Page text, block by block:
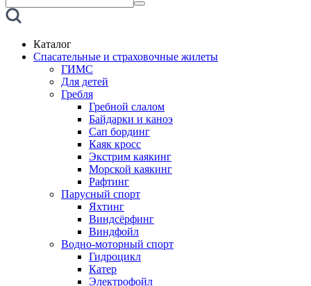
Каталог
Спасательные и страховочные жилеты
ГИМС
Для детей
Гребля
Гребной слалом
Байдарки и каноэ
Сап бординг
Каяк кросс
Экстрим каякинг
Морской каякинг
Рафтинг
Парусный спорт
Яхтинг
Виндсёрфинг
Виндфойл
Водно-моторный спорт
Гидроцикл
Катер
Электрофойл